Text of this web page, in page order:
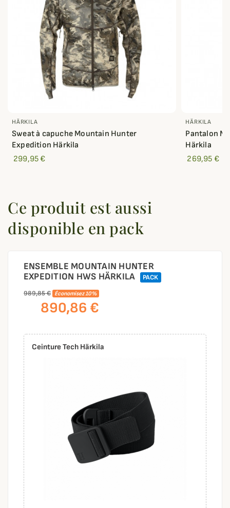
HÄRKILA
Sweat à capuche Mountain Hunter
Expedition Härkila
299,95 €
HÄRKILA
Pantalon
Härkila
269,95 €
Ce produit est aussi
disponible en pack
ENSEMBLE MOUNTAIN HUNTER
EXPEDITION HWS HÄRKILA
PACK
989,85 €
Économisez 10%
890,86 €
Ceinture Tech Härkila